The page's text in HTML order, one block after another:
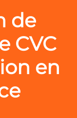
de
CVC
en